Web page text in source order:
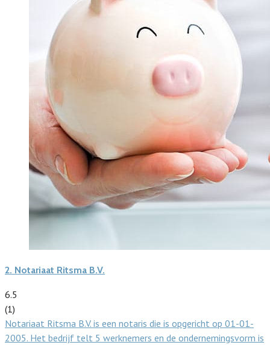
2. Notariaat Ritsma B.V.
6.5
(1)
Notariaat Ritsma B.V. is een notaris die is opgericht op 01-01-
2005. Het bedrijf telt 5 werknemers en de ondernemingsvorm is